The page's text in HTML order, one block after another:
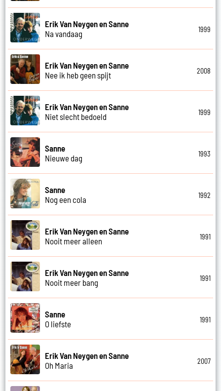
Erik Van Neygen en Sanne
Na vandaag
1999
Erik Van Neygen en Sanne
Nee ik heb geen spijt
2008
Erik Van Neygen en Sanne
Niet slecht bedoeld
1999
Sanne
Nieuwe dag
1993
Sanne
Nog een cola
1992
Erik Van Neygen en Sanne
Nooit meer alleen
1991
Erik Van Neygen en Sanne
Nooit meer bang
1991
Sanne
O liefste
1991
Erik Van Neygen en Sanne
Oh Maria
2007